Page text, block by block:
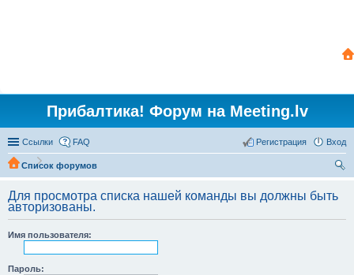
Прибалтика! Форум на Meeting.lv
Ссылки FAQ Вход
Регистрация
Список форумов
Для просмотра списка нашей команды вы должны быть
авторизованы.
Имя пользователя:
Пароль: